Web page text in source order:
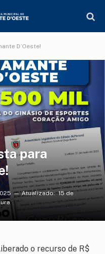
D’Oeste!
para
Atualizado: 15 de
o recurso de R$